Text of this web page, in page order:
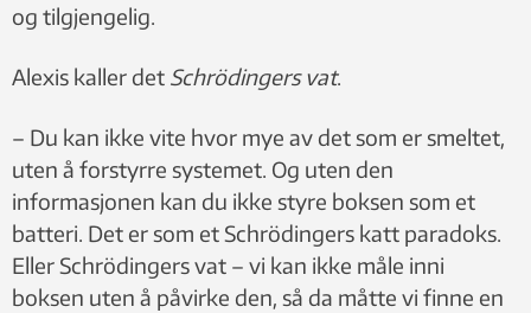
og tilgjengelig.
Alexis kaller det Schrödingers vat.
– Du kan ikke vite hvor mye av det som er smeltet,
uten å forstyrre systemet. Og uten den
informasjonen kan du ikke styre boksen som et
batteri. Det er som et Schrödingers katt paradoks.
Eller Schrödingers vat – vi kan ikke måle inni
boksen uten å påvirke den, så da måtte vi finne en